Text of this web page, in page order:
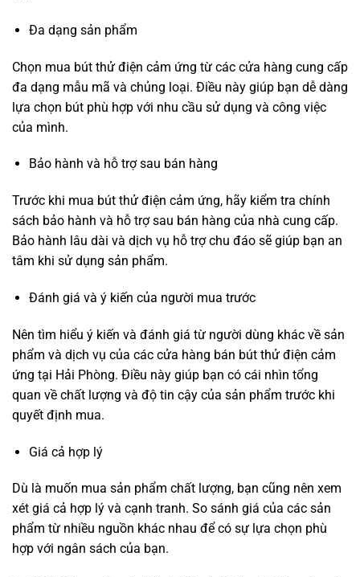
Đa dạng sản phẩm
Chọn mua bút thử điện cảm ứng từ các cửa hàng cung cấp
đa dạng mẫu mã và chủng loại. Điều này giúp bạn dễ dàng
lựa chọn bút phù hợp với nhu cầu sử dụng và công việc
của mình.
Bảo hành và hỗ trợ sau bán hàng
Trước khi mua bút thử điện cảm ứng, hãy kiểm tra chính
sách bảo hành và hỗ trợ sau bán hàng của nhà cung cấp.
Bảo hành lâu dài và dịch vụ hỗ trợ chu đáo sẽ giúp bạn an
tâm khi sử dụng sản phẩm.
Đánh giá và ý kiến của người mua trước
Nên tìm hiểu ý kiến và đánh giá từ người dùng khác về sản
phẩm và dịch vụ của các cửa hàng bán bút thử điện cảm
ứng tại Hải Phòng. Điều này giúp bạn có cái nhìn tổng
quan về chất lượng và độ tin cậy của sản phẩm trước khi
quyết định mua.
Giá cả hợp lý
Dù là muốn mua sản phẩm chất lượng, bạn cũng nên xem
xét giá cả hợp lý và cạnh tranh. So sánh giá của các sản
phẩm từ nhiều nguồn khác nhau để có sự lựa chọn phù
hợp với ngân sách của bạn.